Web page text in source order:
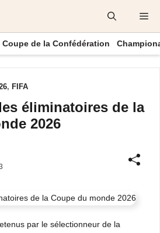
Coupe de la Confédération
, FIFA
éliminatoires de la
2026
par le sélectionneur de la